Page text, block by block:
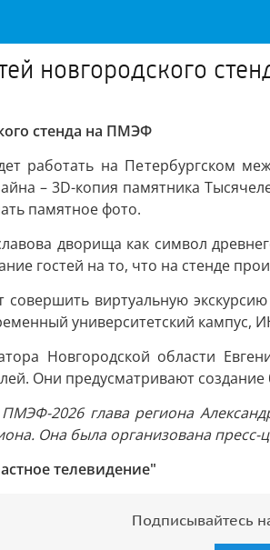
новгородского
стенда на ПМЭФ
работать на Петербургском
– 3D-копия памятника
памятное фото.
дворища как символ
гостей на то, что на стенде
совершить виртуальную
университетский кампус,
Новгородской области
Они предусматривают
2026 глава региона
Она была организована
телевидение"
Подписывайтесь